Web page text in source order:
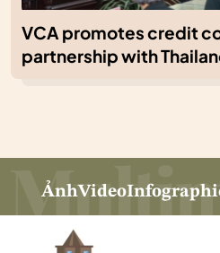
VCA promotes credit
partnership with
ẢnhVideo